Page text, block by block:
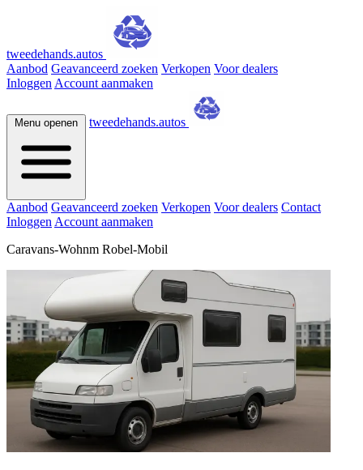
tweedehands.autos
Aanbod Geavanceerd zoeken Verkopen Voor dealers
Inloggen Account aanmaken
Menu openen tweedehands.autos
Aanbod Geavanceerd zoeken Verkopen Voor dealers Contact
Inloggen Account aanmaken
Caravans-Wohnm Robel-Mobil